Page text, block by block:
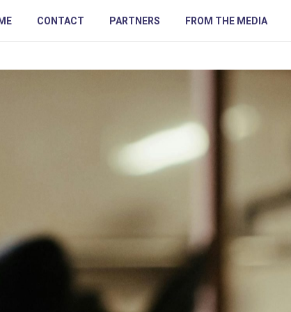
CONTACT PARTNERS FROM THE MEDIA